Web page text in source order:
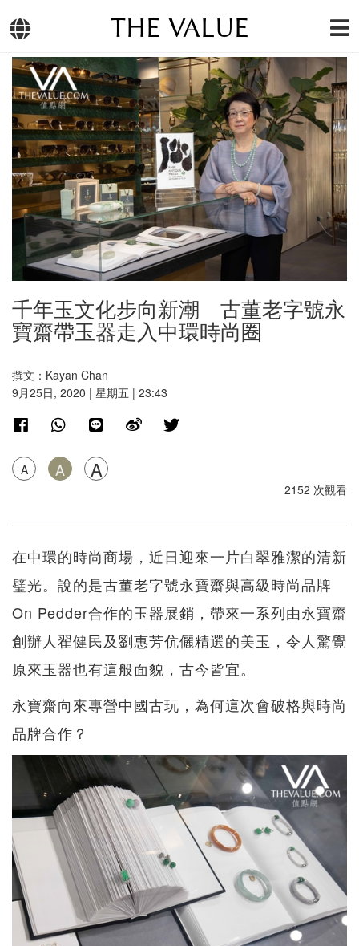
THE VALUE
千年玉文化步向新潮 古董老字號永
寶齋帶玉器走入中環時尚圈
撰文：Kayan Chan
9月25日, 2020 | 星期五 | 23:43
A A A
2152 次觀看
在中環的時尚商場，近日迎來一片白翠雅潔的清新
璧光。說的是古董老字號永寶齋與高級時尚品牌
On Pedder合作的玉器展銷，帶來一系列由永寶齋
創辦人翟健民及劉惠芳伉儷精選的美玉，令人驚覺
原來玉器也有這般面貌，古今皆宜。
永寶齋向來專營中國古玩，為何這次會破格與時尚
品牌合作？